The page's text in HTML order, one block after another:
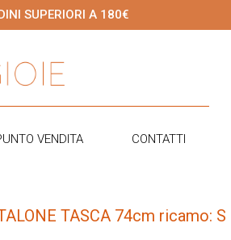
SUPERIORI A 180€
VENDITA CONTATTI
TASCA 74cm ricamo: S